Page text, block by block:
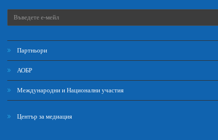
Партньори
АОБР
Международни и Национални участия
Център за медиация